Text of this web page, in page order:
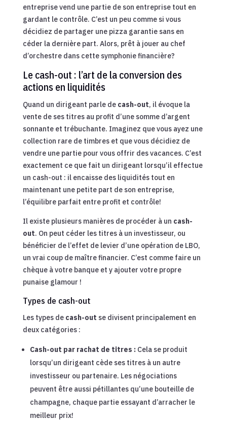
entreprise vend une partie de son entreprise tout en
gardant le contrôle. C’est un peu comme si vous
décidiez de partager une pizza garantie sans en
céder la dernière part. Alors, prêt à jouer au chef
d’orchestre dans cette symphonie financière?
Le cash-out : l’art de la conversion des
actions en liquidités
Quand un dirigeant parle de cash-out, il évoque la
vente de ses titres au profit d’une somme d’argent
sonnante et trébuchante. Imaginez que vous ayez une
collection rare de timbres et que vous décidiez de
vendre une partie pour vous offrir des vacances. C’est
exactement ce que fait un dirigeant lorsqu’il effectue
un cash-out : il encaisse des liquidités tout en
maintenant une petite part de son entreprise,
l’équilibre parfait entre profit et contrôle!
Il existe plusieurs manières de procéder à un cash-
out. On peut céder les titres à un investisseur, ou
bénéficier de l’effet de levier d’une opération de LBO,
un vrai coup de maître financier. C’est comme faire un
chèque à votre banque et y ajouter votre propre
punaise glamour !
Types de cash-out
Les types de cash-out se divisent principalement en
deux catégories :
Cash-out par rachat de titres :Cela se produit
lorsqu’un dirigeant cède ses titres à un autre
investisseur ou partenaire. Les négociations
peuvent être aussi pétillantes qu’une bouteille de
champagne, chaque partie essayant d’arracher le
meilleur prix!